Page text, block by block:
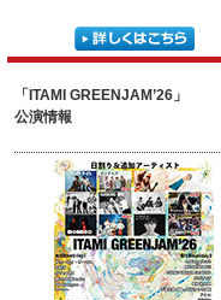
「ITAMI GREENJAM’26」
公演情報